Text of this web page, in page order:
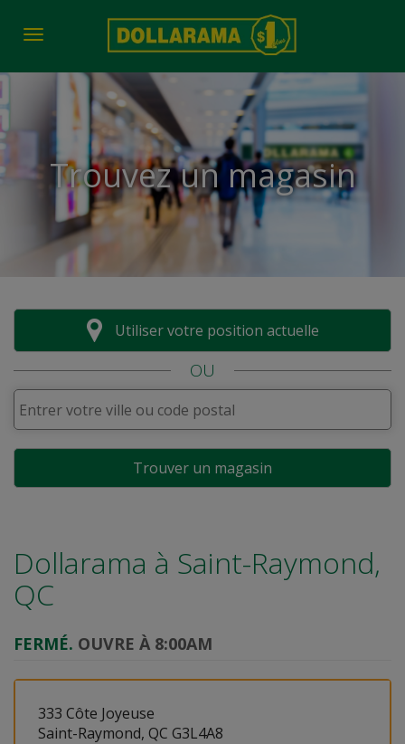
Toggle navigation
Trouvez un magasin
Utiliser votre position actuelle
OU
Trouver un magasin
Dollarama à Saint-Raymond,
QC
FERMÉ. OUVRE À 8:00AM
333 Côte Joyeuse
Saint-Raymond, QC G3L4A8